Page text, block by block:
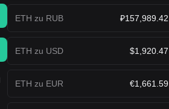
ETH zu RUB ₽157,989.42
ETH zu USD $1,920.47
ETH zu EUR €1,661.59